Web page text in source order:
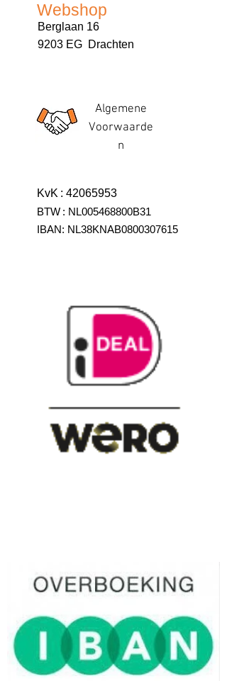
Webshop
Berglaan 16
9203 EG Drachten
Algemene
Voorwaarde
n
KvK : 42065953
BTW : NL005468800B31
IBAN: NL38KNAB0800307615